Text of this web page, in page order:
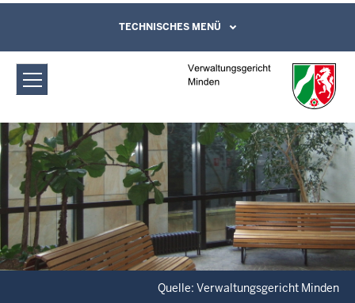
Verwaltungsgericht Minden: "Ich kann
auch anständig"
Direkt zum Inhalt
Leichte Sprache, Gebärdensprachenvideo
und Kontaktformular
TECHNISCHES MENÜ
Quelle: Verwaltungsgericht Minden